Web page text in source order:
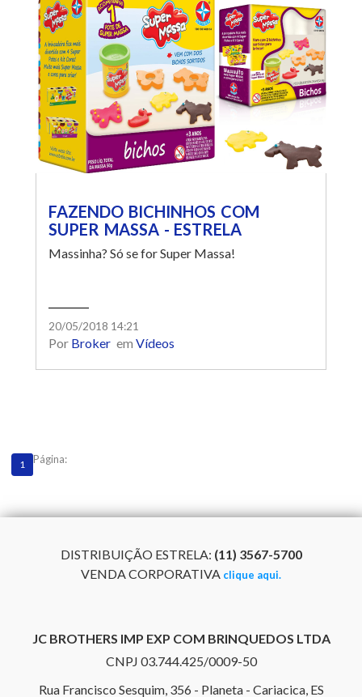
FAZENDO BICHINHOS COM
SUPER MASSA - ESTRELA
Massinha? Só se for Super Massa!
20/05/2018 14:21
Por Broker em Vídeos
Página:
1
DISTRIBUIÇÃO ESTRELA: (11) 3567-5700
VENDA CORPORATIVA clique aqui.
JC BROTHERS IMP EXP COM BRINQUEDOS LTDA
CNPJ 03.744.425/0009-50
Rua Francisco Sesquim, 356 - Planeta - Cariacica, ES